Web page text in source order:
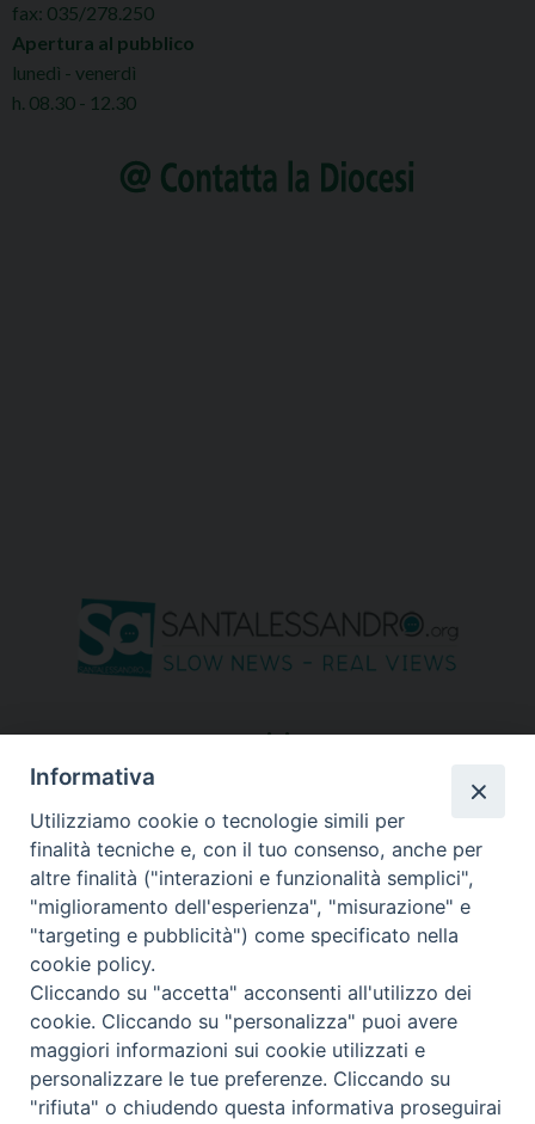
fax: 035/278.250
Apertura al pubblico
lunedì - venerdì
h. 08.30 - 12.30
seguici su
Informativa
Utilizziamo cookie o tecnologie simili per
finalità tecniche e, con il tuo consenso, anche per
altre finalità ("interazioni e funzionalità semplici",
"miglioramento dell'esperienza", "misurazione" e
"targeting e pubblicità") come specificato nella
cookie policy.
Cliccando su "accetta" acconsenti all'utilizzo dei
cookie. Cliccando su "personalizza" puoi avere
maggiori informazioni sui cookie utilizzati e
personalizzare le tue preferenze. Cliccando su
"rifiuta" o chiudendo questa informativa proseguirai